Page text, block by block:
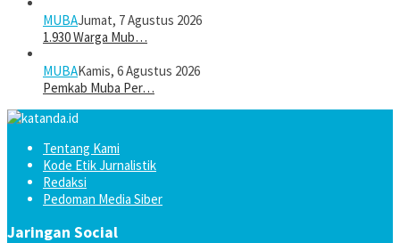
MUBAJumat, 7 Agustus 2026
1.930 Warga Mub…
MUBAKamis, 6 Agustus 2026
Pemkab Muba Per…
Tentang Kami
Kode Etik Jurnalistik
Redaksi
Pedoman Media Siber
Jaringan Social